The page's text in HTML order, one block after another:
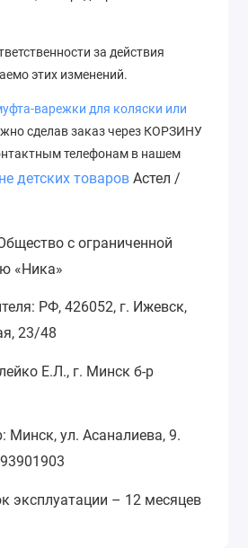
за действия
этих изменений.
варежки для коляски или
сделав заказ через КОРЗИНУ
телефонам в нашем
детских товаров Астел /
с ограниченной
«Ника»
РФ, 426052, г. Ижевск,
23/48
Е.Л., г. Минск б-р
Минск, ул. Асаналиева, 9.
эксплуатации – 12 месяцев